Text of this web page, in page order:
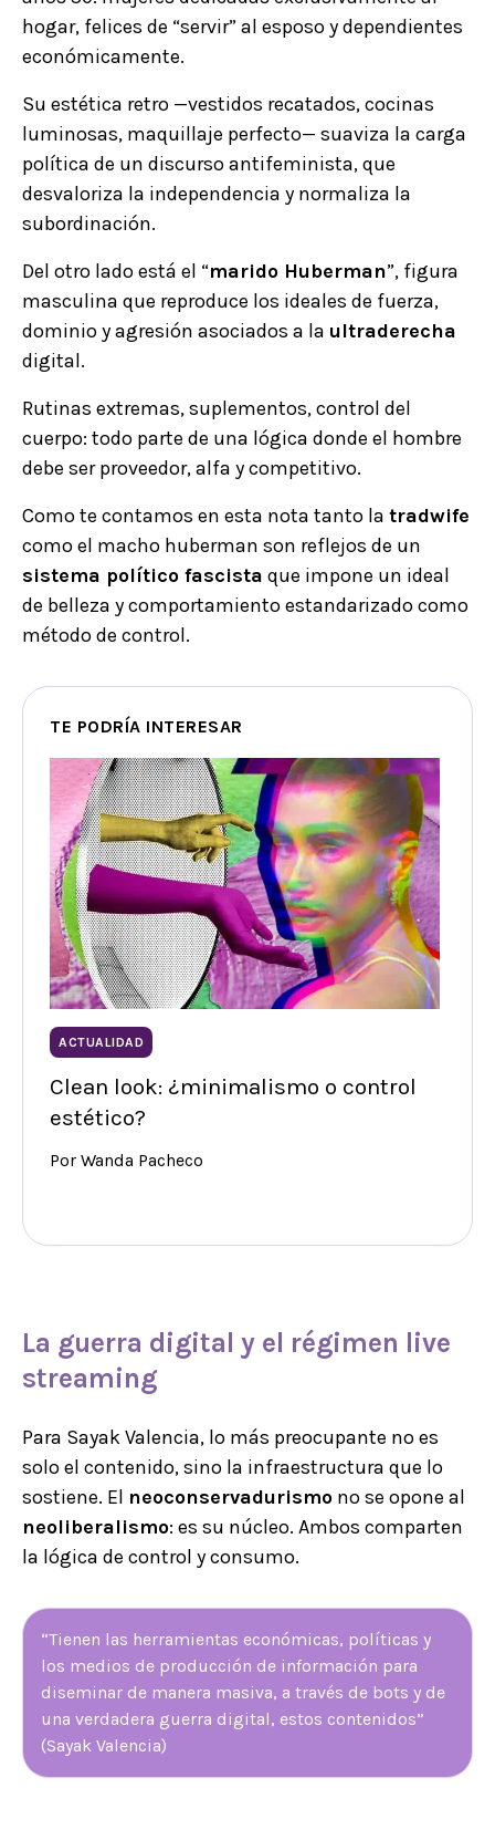
hogar, felices de “servir” al esposo y dependientes
económicamente.
Su estética retro —vestidos recatados, cocinas
luminosas, maquillaje perfecto— suaviza la carga
política de un discurso antifeminista, que
desvaloriza la independencia y normaliza la
subordinación.
Del otro lado está el “marido Huberman”, figura
masculina que reproduce los ideales de fuerza,
dominio y agresión asociados a la ultraderecha
digital.
Rutinas extremas, suplementos, control del
cuerpo: todo parte de una lógica donde el hombre
debe ser proveedor, alfa y competitivo.
Como te contamos en esta nota tanto la tradwife
como el macho huberman son reflejos de un
sistema político fascista que impone un ideal
de belleza y comportamiento estandarizado como
método de control.
TE PODRÍA INTERESAR
ACTUALIDAD
Clean look: ¿minimalismo o control
estético?
Por Wanda Pacheco
La guerra digital y el régimen live
streaming
Para Sayak Valencia, lo más preocupante no es
solo el contenido, sino la infraestructura que lo
sostiene. El neoconservadurismo no se opone al
neoliberalismo: es su núcleo. Ambos comparten
la lógica de control y consumo.
“Tienen las herramientas económicas, políticas y
los medios de producción de información para
diseminar de manera masiva, a través de bots y de
una verdadera guerra digital, estos contenidos”
(Sayak Valencia)